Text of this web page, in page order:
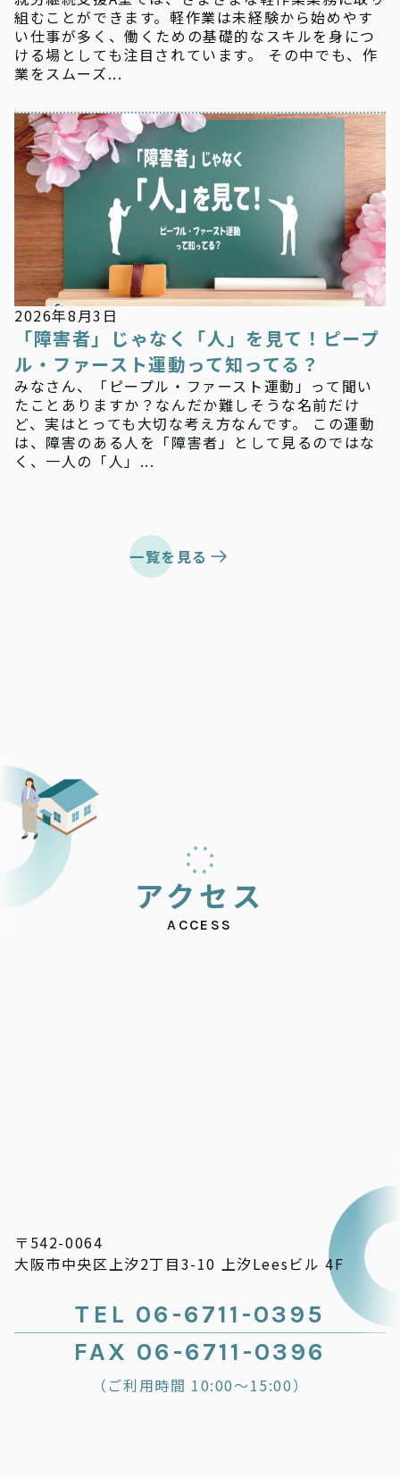
組むことができます。軽作業は未経験から始めやす
い仕事が多く、働くための基礎的なスキルを身につ
ける場としても注目されています。 その中でも、作
業をスムーズ...
お知らせ
2026年8月3日
「障害者」じゃなく「人」を見て！ピープ
ル・ファースト運動って知ってる？
みなさん、「ピープル・ファースト運動」って聞い
たことありますか？なんだか難しそうな名前だけ
ど、実はとっても大切な考え方なんです。 この運動
は、障害のある人を「障害者」として見るのではな
く、一人の「人」...
一覧を見る
アクセ ス
ACCESS
〒542-0064
大阪市中央区上汐2丁目3-10 上汐Leesビル 4F
TEL 06-6711-0395
FAX 06-6711-0396
（ご利用時間 10:00～15:00）